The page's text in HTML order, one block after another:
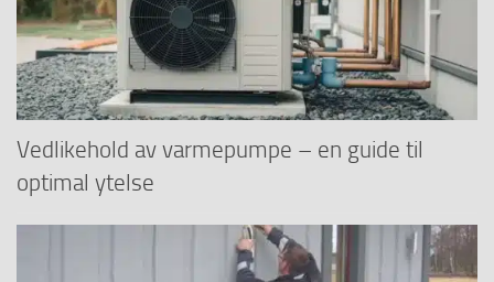
Vedlikehold av varmepumpe – en guide til
optimal ytelse